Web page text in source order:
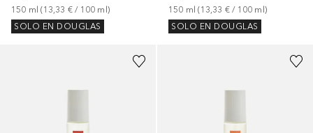
150 ml (13,33 € / 100 ml)
SOLO EN DOUGLAS
150 ml (13,33 € / 100 ml)
SOLO EN DOUGLAS